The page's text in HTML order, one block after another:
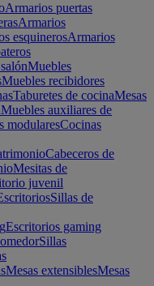
Armarios puertas
Armarios
esquinerosArmarios
Muebles
Muebles recibidores
Taburetes de cocinaMesas
Muebles auxiliares de
modularesCocinas
Cabeceros de
Mesitas de
juvenil
Sillas de
Escritorios gaming
Sillas
Mesas extensiblesMesas